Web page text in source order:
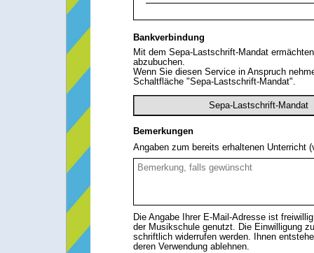
Angaben zum bereits erhaltenen Unterricht
Bemerkungen
Bankverbindung
Mit dem Sepa-Lastschrift-Mandat
abzubuchen.
Wenn Sie diesen Service in Anspruch
Schaltfläche "Sepa-Lastschrift-Mandat".
Die Angabe Ihrer E-Mail-Adresse ist
der Musikschule genutzt. Die Einwilligung
schriftlich widerrufen werden. Ihnen
deren Verwendung ablehnen.
Sepa-Lastschrift-Mandat